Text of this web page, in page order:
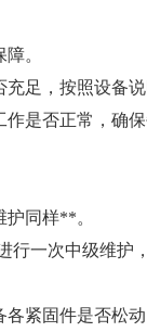
。
足，按照设备
是否正常，确
同样**。
行一次中级维护
紧固件是否松